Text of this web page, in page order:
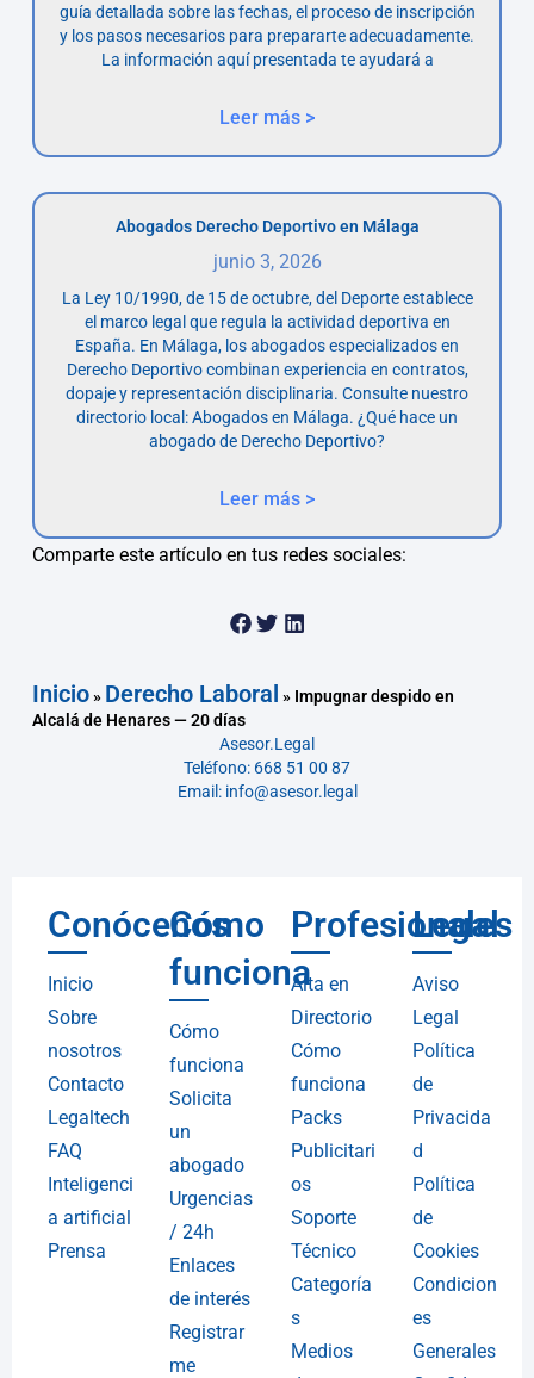
guía detallada sobre las fechas, el proceso de inscripción
y los pasos necesarios para prepararte adecuadamente.
La información aquí presentada te ayudará a
Leer más >
Abogados Derecho Deportivo en Málaga
junio 3, 2026
La Ley 10/1990, de 15 de octubre, del Deporte establece
el marco legal que regula la actividad deportiva en
España. En Málaga, los abogados especializados en
Derecho Deportivo combinan experiencia en contratos,
dopaje y representación disciplinaria. Consulte nuestro
directorio local: Abogados en Málaga. ¿Qué hace un
abogado de Derecho Deportivo?
Leer más >
Comparte este artículo en tus redes sociales:
Inicio» Derecho Laboral » Impugnar despido en
Alcalá de Henares — 20 días
Asesor.Legal
Teléfono: 668 51 00 87
Email: info@asesor.legal
Conócenos
Inicio
Sobre
nosotros
Contacto
Legaltech
FAQ
Inteligenci
a artificial
Prensa
Cómo
funciona
Cómo
funciona
Solicita
un
abogado
Urgencias
/ 24h
Enlaces
de interés
Registrar
me
Profesionales
Alta en
Directorio
Cómo
funciona
Packs
Publicitari
os
Soporte
Técnico
Categoría
s
Medios
Legal
Aviso
Legal
Política
de
Privacida
d
Política
de
Cookies
Condicion
es
Generales